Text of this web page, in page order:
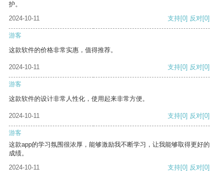
护。
2024-10-11
支持[0] 反对[0]
游客
这款软件的价格非常实惠，值得推荐。
2024-10-11 支持[0] 反对[0]
游客
这款软件的设计非常人性化，使用起来非常方便。
2024-10-11 支持[0] 反对[0]
游客
这款app的学习氛围很浓厚，能够激励我不断学习，让我能够取得更好的
成绩。
2024-10-11
支持[0] 反对[0]